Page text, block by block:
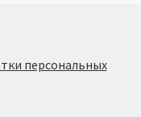
персональных